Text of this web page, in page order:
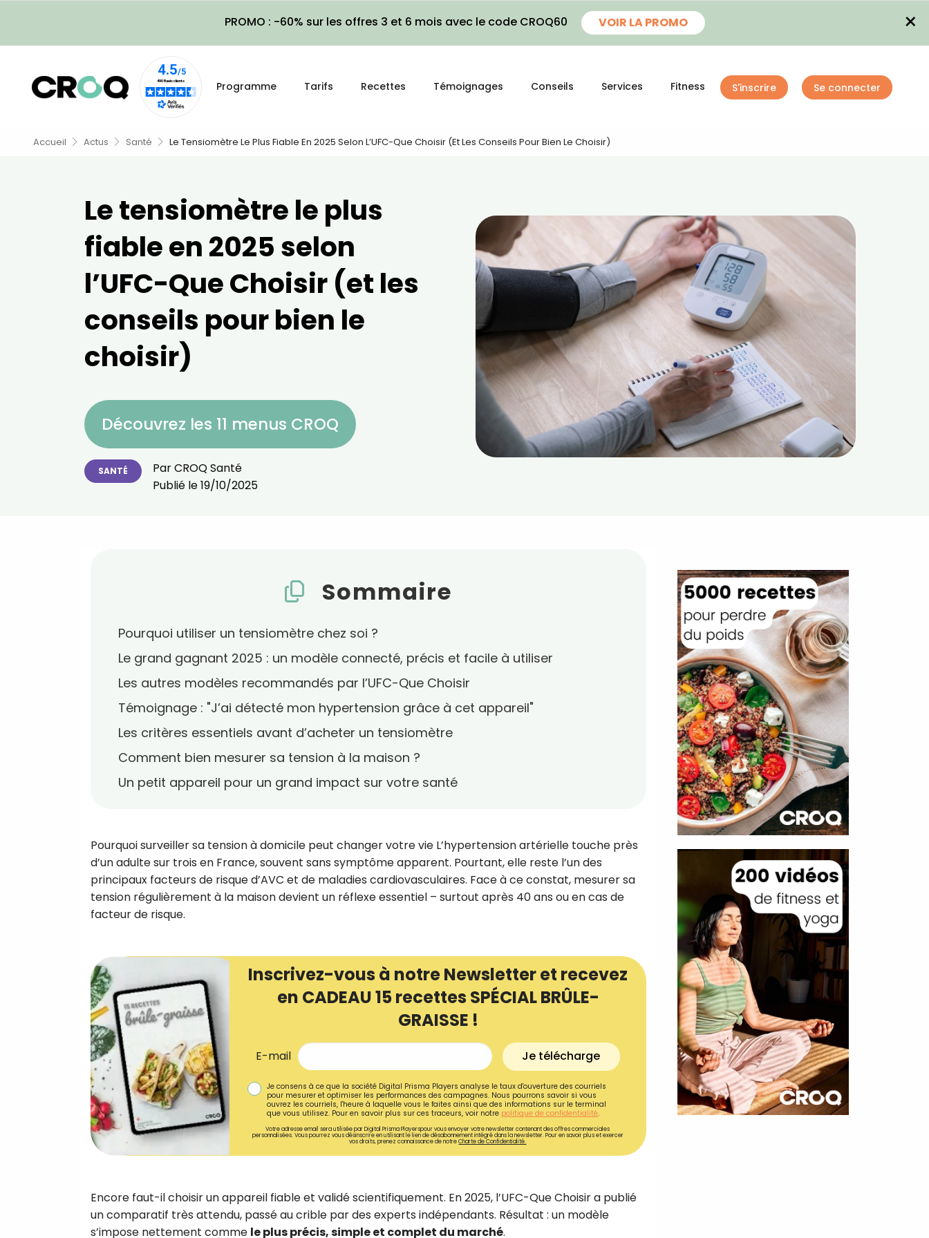
PROMO : -60% sur les offres 3 et 6 mois avec le code CROQ60 VOIR LA PROMO ×
Programme Tarifs Recettes Témoignages Conseils Services Fitness S'inscrire Se connecter
Accueil Actus Santé Le Tensiomètre Le Plus Fiable En 2025 Selon L’UFC-Que Choisir (et Les Conseils Pour Bien Le Choisir)
Le tensiomètre le plus
fiable en 2025 selon
l’UFC-Que Choisir (et les
conseils pour bien le
choisir)
Découvrez les 11 menus CROQ
SANTÉ ParCROQ Santé
Publié le19/10/2025
Sommaire
Pourquoi utiliser un tensiomètre chez soi ?
Le grand gagnant 2025 : un modèle connecté, précis et facile à utiliser
Les autres modèles recommandés par l’UFC-Que Choisir
Témoignage : "J’ai détecté mon hypertension grâce à cet appareil"
Les critères essentiels avant d’acheter un tensiomètre
Comment bien mesurer sa tension à la maison ?
Un petit appareil pour un grand impact sur votre santé
Pourquoi surveiller sa tension à domicile peut changer votre vie L’hypertension artérielle touche près
d’un adulte sur trois en France, souvent sans symptôme apparent. Pourtant, elle reste l’un des
principaux facteurs de risque d’AVC et de maladies cardiovasculaires. Face à ce constat, mesurer sa
tension régulièrement à la maison devient un réflexe essentiel – surtout après 40 ans ou en cas de
facteur de risque.
Inscrivez-vous à notre Newsletter et recevez
en CADEAU 15 recettes SPÉCIAL BRÛLE-
GRAISSE !
E-mail Je télécharge
Je consens à ce que la société Digital Prisma Players analyse le taux d'ouverture des courriels
pour mesurer et optimiser les performances des campagnes. Nous pourrons savoir si vous
ouvrez les courriels, l'heure à laquelle vous le faites ainsi que des informations sur le terminal
que vous utilisez. Pour en savoir plus sur ces traceurs, voir notre politique de confidentialité.
Votre adresse email sera utilisée par Digital Prisma Playerspour vous envoyer votre newsletter contenant des offres commerciales
personnalisées. Vous pourrez vous désinscrire en utilisant le lien de désabonnement intégré dans la newsletter. Pour en savoir plus et exercer
vos droits, prenez connaissance de notreCharte de Confidentialité.
Encore faut-il choisir un appareil fiable et validé scientifiquement. En 2025, l’UFC-Que Choisir a publié
un comparatif très attendu, passé au crible par des experts indépendants. Résultat : un modèle
s’impose nettement comme le plus précis, simple et complet du marché.
Recevez gratuitement 180
!
Ainsi que la newsletter promotionnelle de